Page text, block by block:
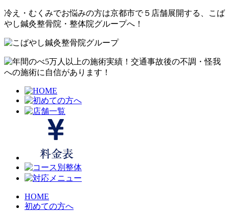
冷え・むくみでお悩みの方は京都市で５店舗展開する、こば
やし鍼灸整骨院・整体院グループへ！
HOME
初めての方へ